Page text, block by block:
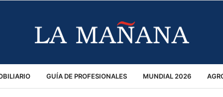
GUÍA DE PROFESIONALES MUNDIAL 2026